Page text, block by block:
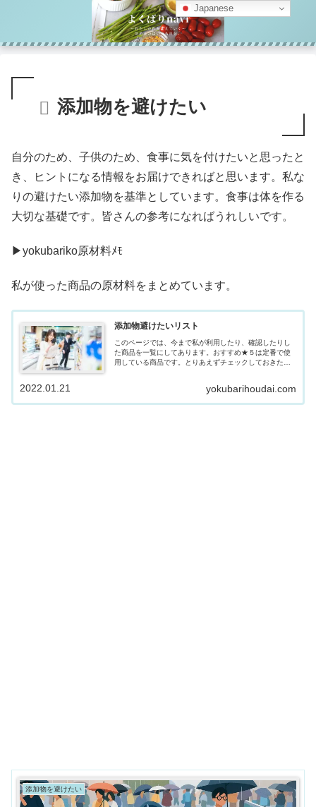
添加物を避けたい
自分のため、子供のため、食事に気を付けたいと思ったと
き、ヒントになる情報をお届けできればと思います。私な
りの避けたい添加物を基準としています。食事は体を作る
大切な基礎です。皆さんの参考になればうれしいです。
▶yokubariko原材料ﾒﾓ
私が使った商品の原材料をまとめています。
添加物避けたいリスト
このページでは、今まで私が利用したり、確認したりし
た商品を一覧にしてあります。おすすめ★５は定番で使
用している商品です。とりあえずチェックしておきたい
yokubarihoudai.com
2022.01.21
添加物を避けたい
Japanese